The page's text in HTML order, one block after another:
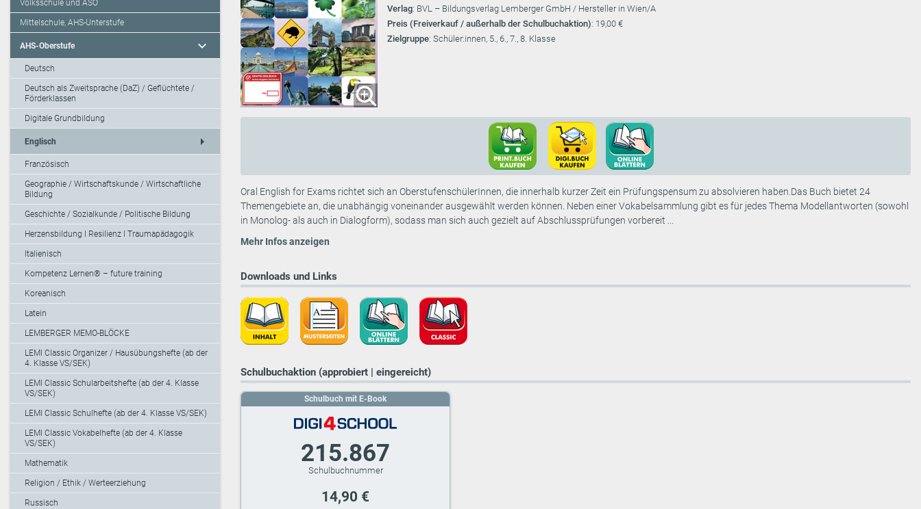
Volksschule und ASO
Mittelschule, AHS-Unterstufe
AHS-Oberstufe expand_more
Deutsch
Deutsch als Zweitsprache (DaZ) / Geflüchtete /
Förderklassen
Digitale Grundbildung
Englisch arrow_right
Französisch
Geographie / Wirtschaftskunde / Wirtschaftliche
Bildung
Geschichte / Sozialkunde / Politische Bildung
Herzensbildung I Resilienz I Traumapädagogik
Italienisch
Kompetenz Lernen® – future training
Koreanisch
Latein
LEMBERGER MEMO-BLÖCKE
LEMI Classic Organizer / Hausübungshefte (ab der
4. Klasse VS/SEK)
LEMI Classic Schularbeitshefte (ab der 4. Klasse
VS/SEK)
LEMI Classic Schulhefte (ab der 4. Klasse VS/SEK)
LEMI Classic Vokabelhefte (ab der 4. Klasse
VS/SEK)
Mathematik
Religion / Ethik / Werteerziehung
Russisch
Verlag: BVL – Bildungsverlag Lemberger GmbH / Hersteller in Wien/A
Preis (Freiverkauf / außerhalb der Schulbuchaktion): 19,00 €
Zielgruppe: Schüler:innen, 5., 6., 7., 8. Klasse
Oral English for Exams richtet sich an OberstufenschülerInnen, die innerhalb kurzer Zeit ein Prüfungspensum zu absolvieren haben.Das Buch bietet 24
Themengebiete an, die unabhängig voneinander ausgewählt werden können. Neben einer Vokabelsammlung gibt es für jedes Thema Modellantworten (sowohl
in Monolog- als auch in Dialogform), sodass man sich auch gezielt auf Abschlussprüfungen vorbereit ...
Mehr Infos anzeigen
Downloads und Links
Schulbuchaktion (approbiert | eingereicht)
Schulbuch mit E-Book
215.867
14,90 €